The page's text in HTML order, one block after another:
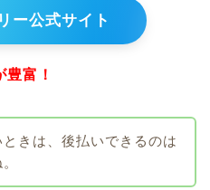
ー公式サイト
豊富！
きは、後払いできるのは